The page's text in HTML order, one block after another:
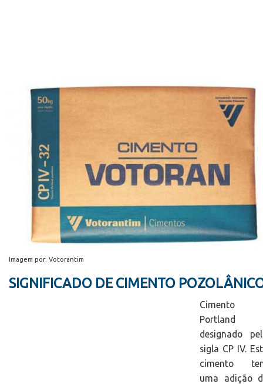
Imagem por: Votorantim
SIGNIFICADO DE CIMENTO
Cimento
Portland
designado
sigla CP IV.
cimento
uma adição